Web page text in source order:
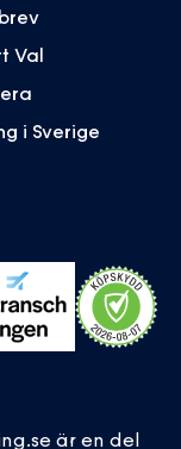
Val
i Sverige
är en del